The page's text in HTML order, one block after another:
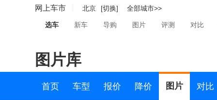
网上车市 北京 [切换] 全部城市>>
选车 新车 导购 图片 评测 对比
图片库
首页 车型 报价 降价 图片 对比
星海S7 (98)
风行S500